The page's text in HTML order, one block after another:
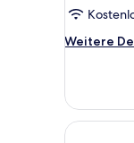
Weitere
Weitere
Studio,
1 King-
Bett